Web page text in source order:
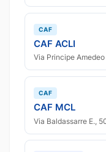
CAF
CAF ACLI
Via Principe Amedeo
CAF
CAF MCL
Via Baldassarre E.,